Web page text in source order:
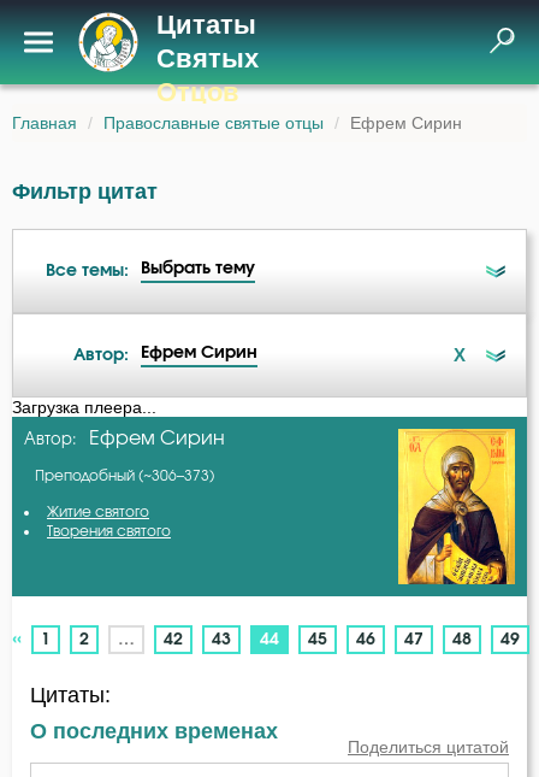
Цитаты
Святых
Отцов
Главная Православные святые отцы Ефрем Сирин
Фильтр цитат
Все темы: Выбрать тему
Ад
Ангел
Антихрист
Безмолвие
Автор: Ефрем Сирин X
А-я
Авва Дорофей
Авва Исайя (Скитский)
Авва Феона
Авва Филимон
Аврелий Августин
Загрузка плеера...
Автор: Ефрем Сирин
Преподобный (~306–373)
Житие святого
Творения святого
« 1 2 … 42 43 44(current)
45 46 47 48 49
Цитаты:
О последних временах
Поделиться цитатой